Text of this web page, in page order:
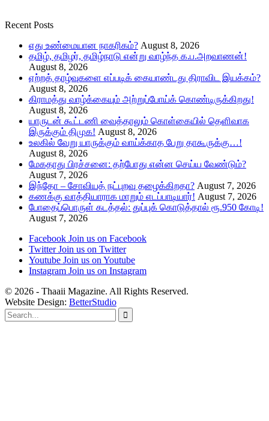
Recent Posts
எது உண்மையான நாகரிகம்? August 8, 2026
தமிழ், தமிழர், தமிழ்நாடு என்று வாழ்ந்த க.ப.அறவாணன்!
August 8, 2026
ஏற்றத் தாழ்வுகளை எப்படிக் கையாண்டது திராவிட இயக்கம்?
August 8, 2026
கிராமத்து வாழ்க்கையும் அற்றுப்போய்க் கொண்டிருக்கிறது!
August 8, 2026
யாருடன் கூட்டணி வைத்தாலும் கொள்கையில் தெளிவாக
இருக்கும் திமுக! August 8, 2026
உலகில் வேறு யாருக்கும் வாய்க்காத பேறு தாகூருக்கு…!
August 8, 2026
மேகதாது பிரச்சனை: தற்போது என்ன செய்ய வேண்டும்?
August 7, 2026
இந்தோ – சோவியத் நட்புறவு தழைக்கிறதா? August 7, 2026
கணக்கு வாத்தியாராக மாறும் எடப்பாடியார்! August 7, 2026
போதைப்பொருள் கடத்தல்: துப்புக் கொடுத்தால் ரூ.950 கோடி!
August 7, 2026
Facebook Join us on Facebook
Twitter Join us on Twitter
Youtube Join us on Youtube
Instagram Join us on Instagram
© 2026 - Thaaii Magazine. All Rights Reserved.
Website Design: BetterStudio